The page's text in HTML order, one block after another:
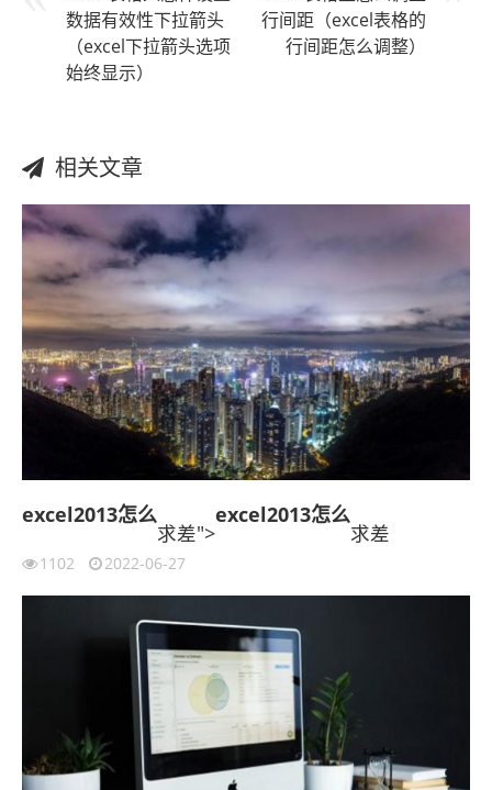
数据有效性下拉箭头
（excel下拉箭头选项
始终显示）
行间距（excel表格的
行间距怎么调整）
相关文章
excel2013怎么
求差">
excel2013怎么
求差
1102 2022-06-27